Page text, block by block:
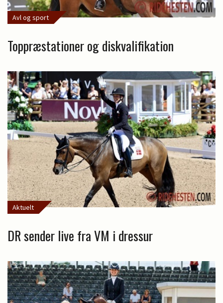
Avl og sport
Toppræstationer og diskvalifikation
Aktuelt
DR sender live fra VM i dressur